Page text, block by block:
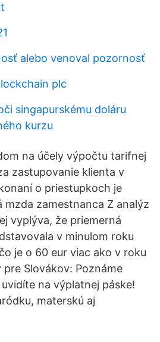
alebo venoval pozornosť
plc
singapurskému doláru
kurzu
na účely výpočtu tarifnej
zastupovanie klienta v
o priestupkoch je
mzda zamestnanca Z analýz
vyplýva, že priemerná
v minulom roku
je o 60 eur viac ako v roku
pre Slovákov: Poznáme
na výplatnej páske!
materskú aj